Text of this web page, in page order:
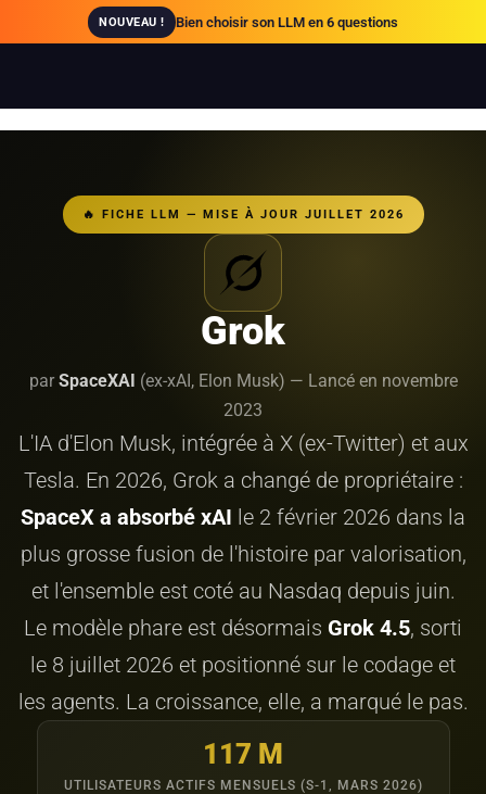
NOUVEAU ! Bien choisir son LLM en 6 questions
🔥 FICHE LLM — MISE À JOUR JUILLET 2026
Grok
parSpaceXAI (ex-xAI, Elon Musk) — Lancé en novembre
2023
L'IA d'Elon Musk, intégrée à X (ex-Twitter) et aux
Tesla. En 2026, Grok a changé de propriétaire :
SpaceX a absorbé xAI le 2 février 2026 dans la
plus grosse fusion de l'histoire par valorisation,
et l'ensemble est coté au Nasdaq depuis juin.
Le modèle phare est désormais Grok 4.5, sorti
le 8 juillet 2026 et positionné sur le codage et
les agents. La croissance, elle, a marqué le pas.
117 M
UTILISATEURS ACTIFS MENSUELS (S-1, MARS 2026)